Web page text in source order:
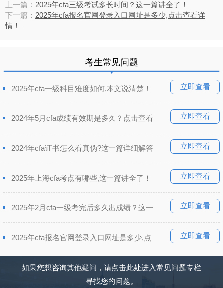
上一篇： 2025年cfa三级考试多长时间？这一篇讲全了！
下一篇： 2025年cfa报名官网登录入口网址是多少,点击查看详
情！
考生常见问题
立即查看
2025年cfa一级科目难度如何,本文说清楚！
立即查看
2024年5月cfa成绩有效期是多久？点击查看
立即查看
2024年cfa证书怎么看真伪?这一篇详细解答
立即查看
2025年上海cfa考点有哪些,这一篇讲全了！
立即查看
2025年2月cfa一级考完后多久出成绩？这一
立即查看
2025年cfa报名官网登录入口网址是多少,点
如果您想咨询其他疑问，请点击此处进入常见问题专栏
寻找您的问题。